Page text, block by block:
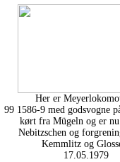
Her er
99 1586-9 med godsvogne
kørt fra Mügeln og er
Nebitzschen og
Kemmlitz og
17.05.1979